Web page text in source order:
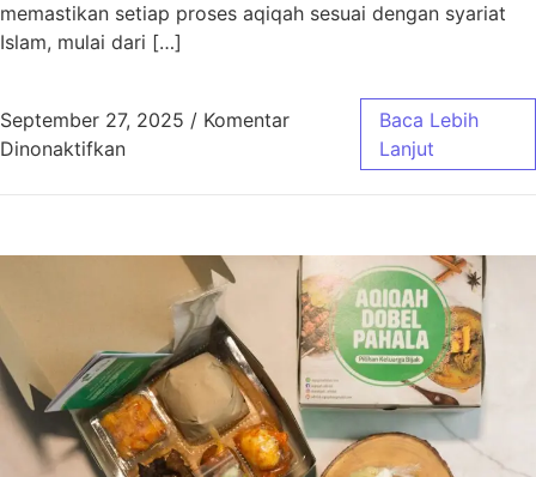
memastikan setiap proses aqiqah sesuai dengan syariat
Islam, mulai dari […]
September 27, 2025 / Komentar
Dinonaktifkanpada Aqiqah Subang Sesuai Syariat dengan
Baca Lebih
Lanjut